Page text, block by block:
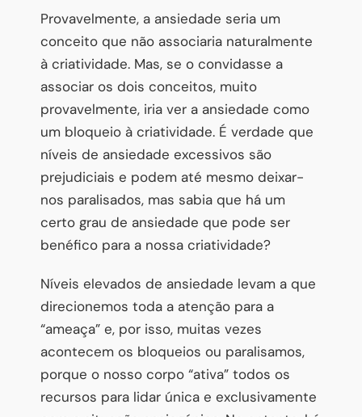
Provavelmente, a ansiedade seria um
conceito que não associaria naturalmente
à criatividade. Mas, se o convidasse a
associar os dois conceitos, muito
provavelmente, iria ver a ansiedade como
um bloqueio à criatividade. É verdade que
níveis de ansiedade excessivos são
prejudiciais e podem até mesmo deixar-
nos paralisados, mas sabia que há um
certo grau de ansiedade que pode ser
benéfico para a nossa criatividade?
Níveis elevados de ansiedade levam a que
direcionemos toda a atenção para a
“ameaça” e, por isso, muitas vezes
acontecem os bloqueios ou paralisamos,
porque o nosso corpo “ativa” todos os
recursos para lidar única e exclusivamente